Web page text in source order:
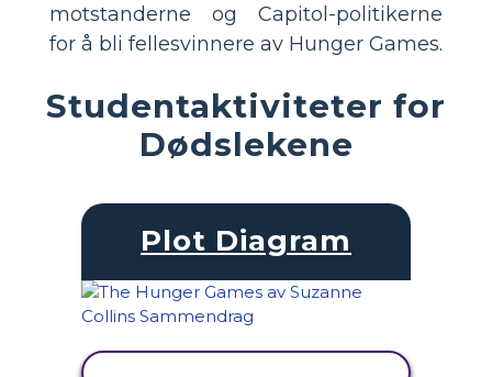
motstanderne og Capitol-politikerne
for å bli fellesvinnere av Hunger Games.
Studentaktiviteter for
Dødslekene
Plot Diagram